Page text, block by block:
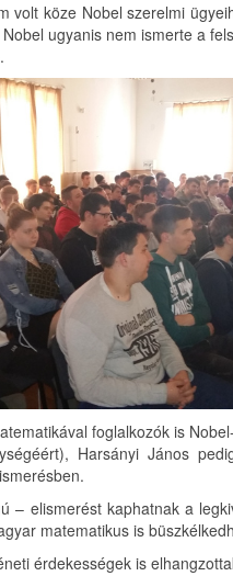
volt köze Nobel szerelmi
ugyanis nem ismerte a
foglalkozók is
Harsányi János
– elismerést kaphatnak a
matematikus is
érdekességek is